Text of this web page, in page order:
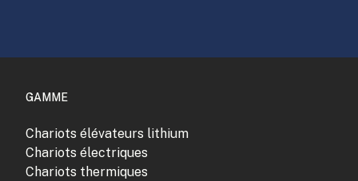
GAMME
Chariots élévateurs lithium
Chariots électriques
Chariots thermiques